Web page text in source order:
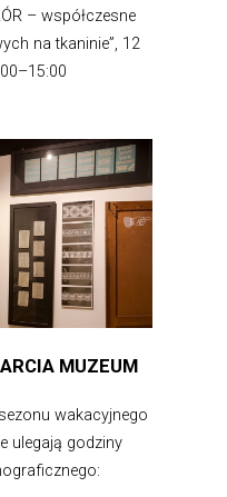
– współczesne
na tkaninie”, 12
MUZEUM
wakacyjnego
ulegają godziny